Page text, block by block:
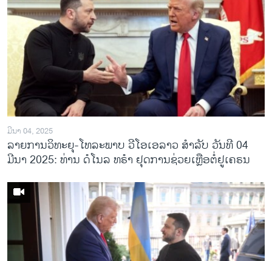
ມີນາ 04, 2025
ລາຍການວິທະຍຸ-ໂທລະພາບ ວີໂອເອລາວ ສຳລັບ ວັນທີ 04
ມີນາ 2025: ທ່ານ ດໍໂນລ ທຣໍາ ຢຸດການຊ່ວຍເຫຼືອຕໍ່ຢູເຄຣນ